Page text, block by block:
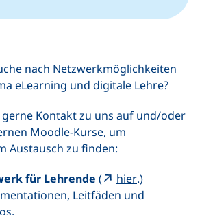
nach Netzwerkmöglichkeiten
eLearning und digitale Lehre?
gerne Kontakt zu uns auf und/oder
Moodle-Kurse, um
Austausch zu finden:
für Lehrende ( hier(externer
.)
Leitfäden und